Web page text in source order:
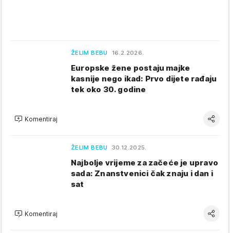
ŽELIM BEBU 16.2.2026.
Europske žene postaju majke
kasnije nego ikad: Prvo dijete rađaju
tek oko 30. godine
Komentiraj
ŽELIM BEBU 30.12.2025.
Najbolje vrijeme za začeće je upravo
sada: Znanstvenici čak znaju i dan i
sat
Komentiraj